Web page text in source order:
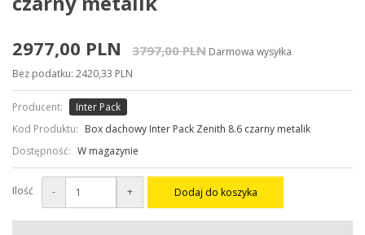
2977,00 PLN 3797,00 PLN Darmowa wysyłka
Bez podatku: 2420,33 PLN
Producent:
Inter Pack
Kod Produktu: Box dachowy Inter Pack Zenith 8.6 czarny metalik
Dostępność: W magazynie
Ilość - + Dodaj do koszyka